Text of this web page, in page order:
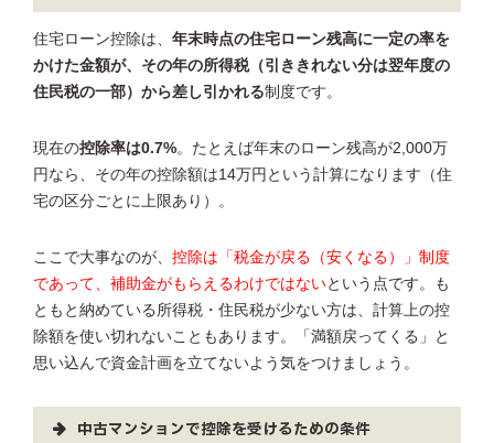
住宅ローン控除は、 年末時点の住宅ローン残高に一定の率を
かけた金額が、その年の所得税（引ききれない分は翌年度の
住民税の一部）から差し引かれる制度です。
現在の控除率は0.7%。たとえば年末のローン残高が2,000万
円なら、その年の控除額は14万円という計算になります（住
宅の区分ごとに上限あり）。
ここで大事なのが、 控除は「税金が戻る（安くなる）」制度
であって、補助金がもらえるわけではないという点です。も
ともと納めている所得税・住民税が少ない方は、計算上の控
除額を使い切れないこともあります。「満額戻ってくる」と
思い込んで資金計画を立てないよう気をつけましょう。
中古マンションで控除を受けるための条件